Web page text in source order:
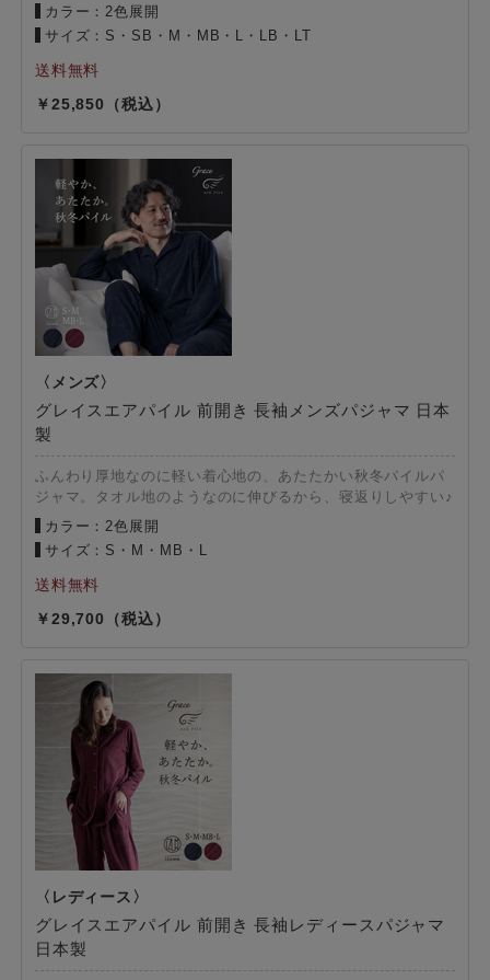
カラー：2色展開
サイズ：S・SB・M・MB・L・LB・LT
25,850
グレイスエアパイル 前開き 長袖メンズパジャマ 日本
製
ふんわり厚地なのに軽い着心地の、あたたかい秋冬パイルパ
ジャマ。タオル地のようなのに伸びるから、寝返りしやすい♪
カラー：2色展開
サイズ：S・M・MB・L
29,700
グレイスエアパイル 前開き 長袖レディースパジャマ
日本製